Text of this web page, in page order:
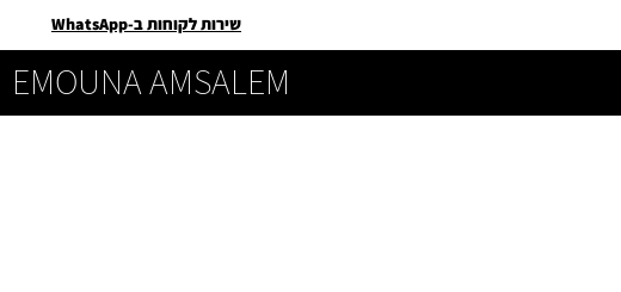
שירות לקוחות ב-WhatsApp
EMOUNA AMSALEM